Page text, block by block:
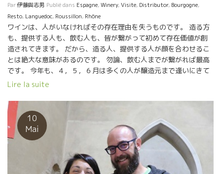
Réputé dans le monde entier, Le Clos des Grillons de
Nicolas Renaud Une évolution remarquable depuis des
années!! Nicolas Renaud et Eric Pfifferling de L’Anglore dans
le village voisin,sont parents éloignés si l’on remonte à
trois générations. Sans connaître leur parenté, depuis
longtemps ils se sentaient très proches et fréquentaient
très familièrement. Nicolas admire beaucoup le vin d’Eric
depuis longtemps. Récemment, une élégance de son vin
carbonique (MC). Quelquefois 100% de MC. Pas de pigeage
Comme un […]
Par伊藤與志男 Publié dans Espagne,Winery,Visite, Distributor, Bourgogne,
Resto, Languedoc, Roussillon, Rhône
ワインは、人がいなければその存在理由を失うものです。 造る方
も、提供する人も、飲む人も、皆が繋がって初めて存在価値が創
造されてきます。 だから、造る人、提供する人が顔を合わせるこ
とは絶大な意味があるのです。 勿論、飲む人までが繋がれば最高
です。 今年も、４，５，６月は多くの人が醸造元まで逢いにきて
くれました。 造り手と提供者［販売者］の出逢いは、色んなハプ
です。 この両者の出逢いが造る人にも販売者にも大きな影響を与
えてくれています。 つまり、これからのワインに多大なポジティ
フな進展の可能性を伸ばしてくれています。 もう一つのドラマで
す。 できうる限り、そのドラマを紹介していきたいと思います。
★ESPOA ツアー /Marc PESNOT マルク・ペノさんの
Sénéchalièreセネシャリール醸造元にて ★BMO社 南仏カタル
ーニャ ツアー /エリックのL’Anglore ラングロール醸造元にて
Lire la suite
10
Mai